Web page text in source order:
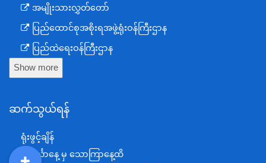
အမျိုးသားလွှတ်တော်
ပြည်ထောင်စုအစိုးရအဖွဲ့ရုံးဝန်ကြီးဌာန
ပြည်ထဲရေးဝန်ကြီးဌာန
ကာကွယ်ရေးဝန်ကြီးဌာန
စီမံကိန်း၊ဘဏ္ဍာရေးနှင့်စက်မှုဝန်ကြီးဌာန
အပြည်ပြည်ဆိုင်ရာပူးပေါင်းဆောင်ရွက်ရေးဝန်ကြီးဌာန
Show more
ဆက်သွယ်ရန်
ရုံးဖွင့်ချိန်
တနင်္လာနေ့ မှ သောကြာနေ့ထိ